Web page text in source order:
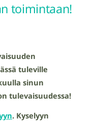
toimintaan!
tuleville
sinun
tulevaisuudessa!
. Kyselyyn